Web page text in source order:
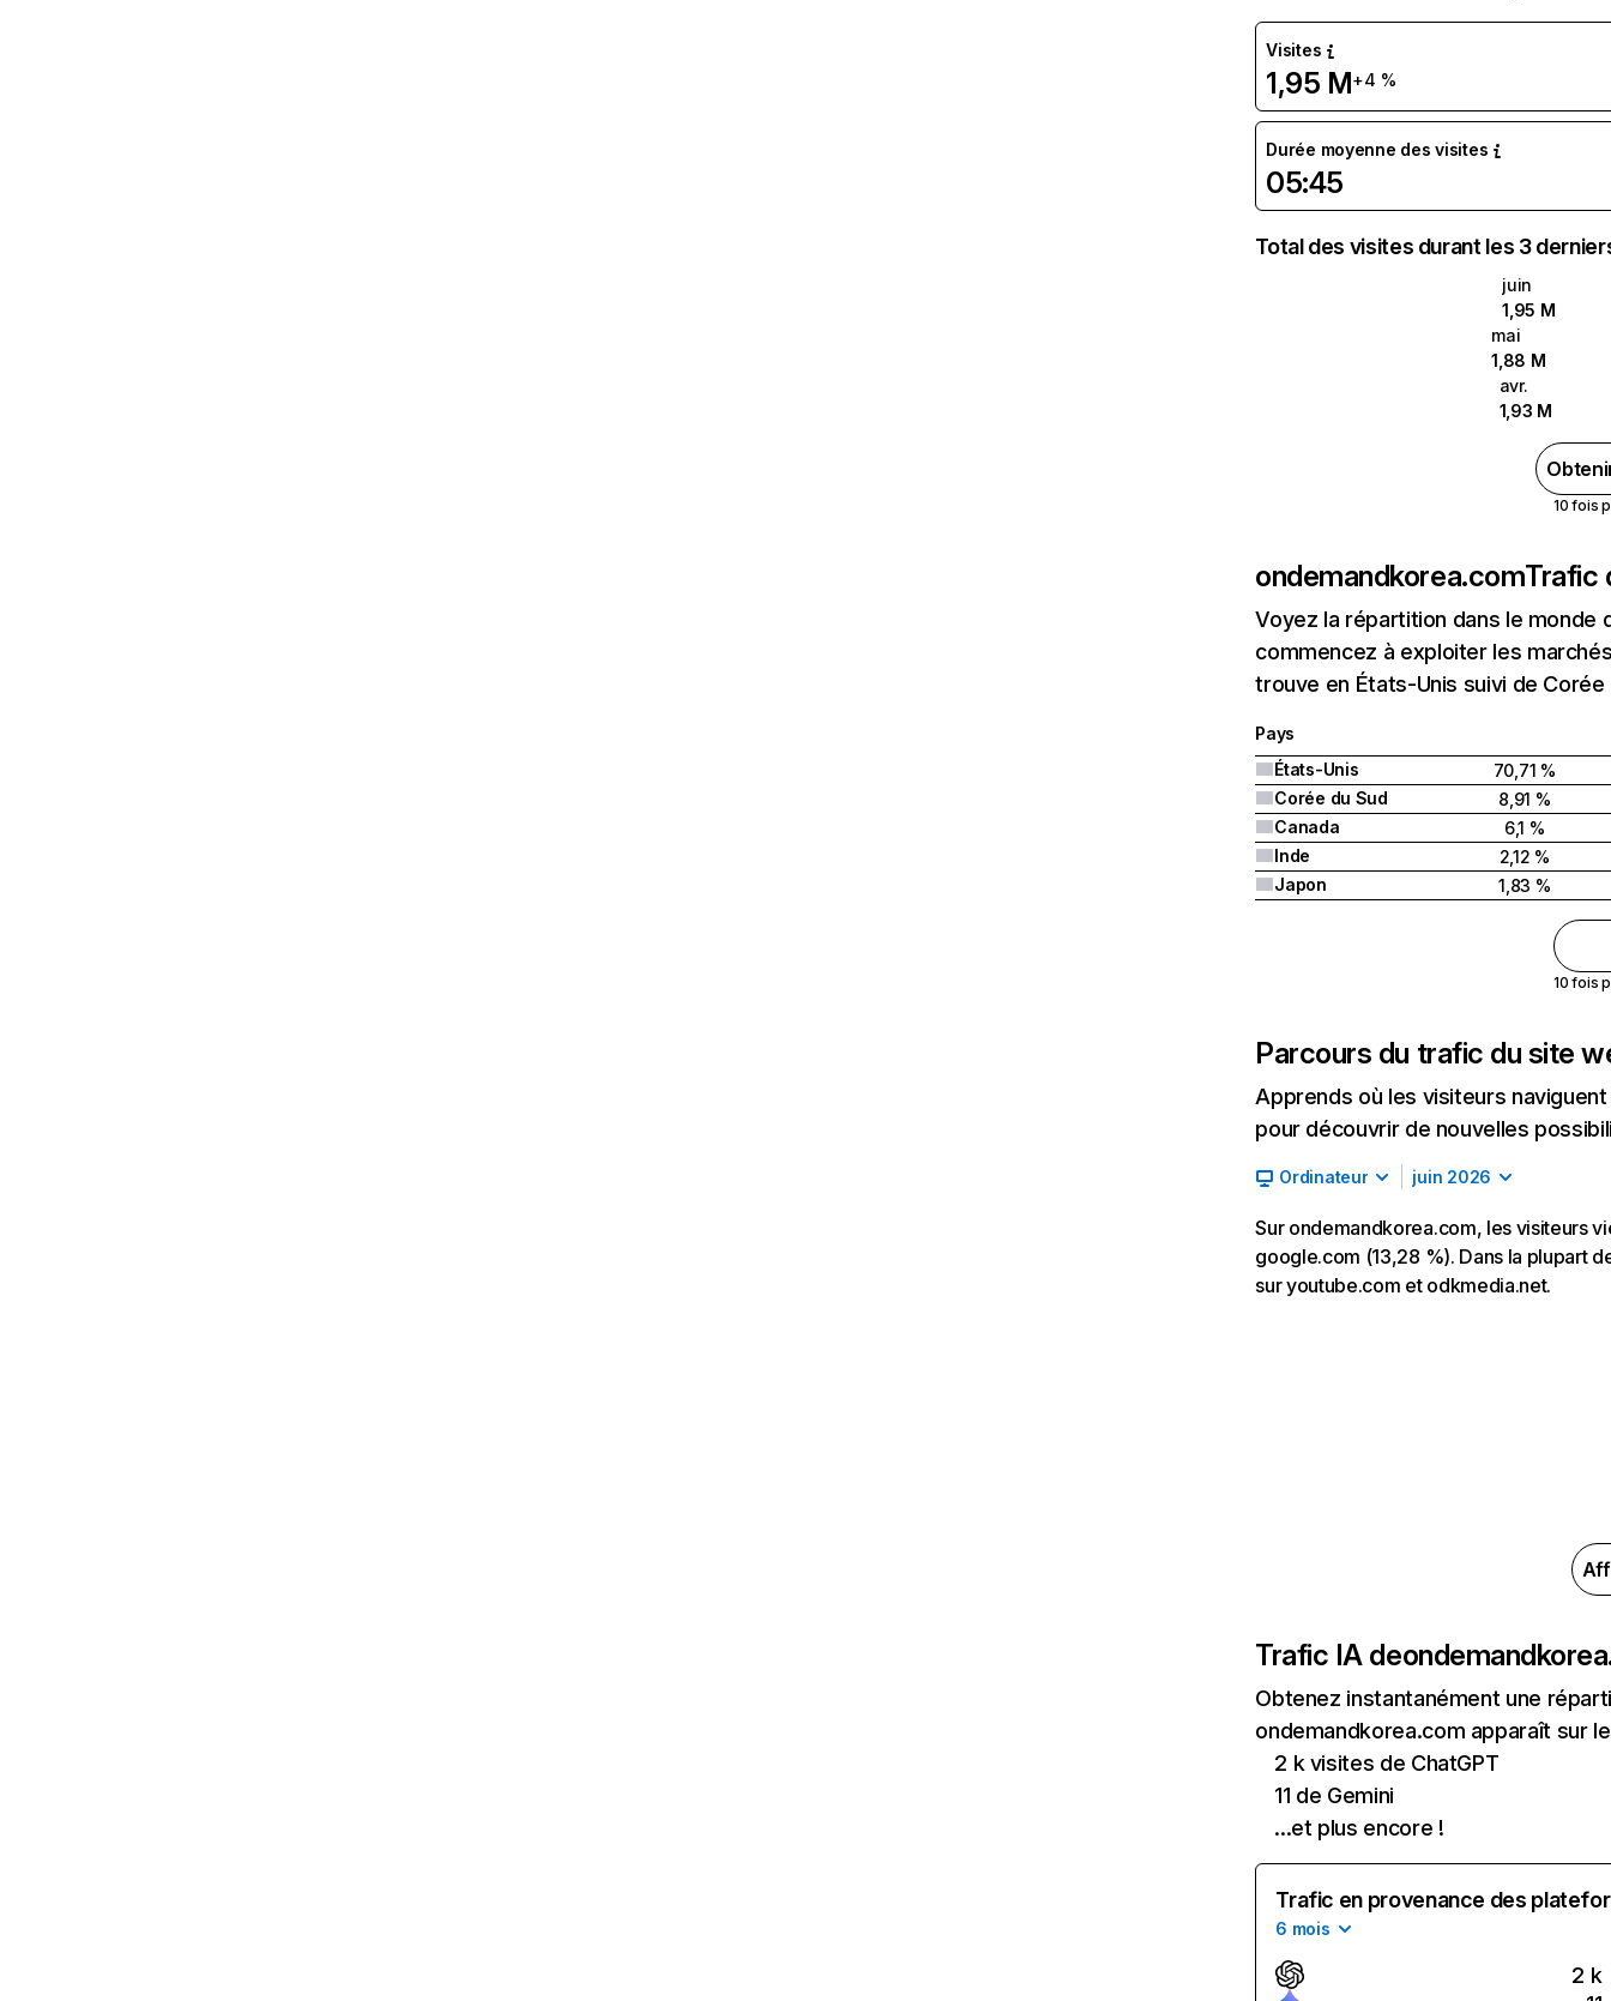
Visites
1,95 M+4 %
Durée moyenne des visites
05:45
Total des visites durant les 3
juin
1,95 M
mai
1,88 M
avr.
1,93 M
10 fois
ondemandkorea.comTrafic
Voyez la répartition dans le
commencez à exploiter les
trouve en États-Unis suivi de Corée
Pays
États-Unis
70,71 %
Corée du Sud
8,91 %
Canada
6,1 %
Inde
2,12 %
Japon
1,83 %
10 fois
Parcours du trafic du site
Apprends où les visiteurs
pour découvrir de nouvelles
Ordinateur juin 2026
Sur ondemandkorea.com, les visiteurs
google.com (13,28 %). Dans la plupart
sur youtube.com et odkmedia.net.
Trafic IA de
Obtenez instantanément une
ondemandkorea.com apparaît sur
2 k visites de ChatGPT
11 de Gemini
...et plus encore !
Trafic en provenance des
6 mois
2 k